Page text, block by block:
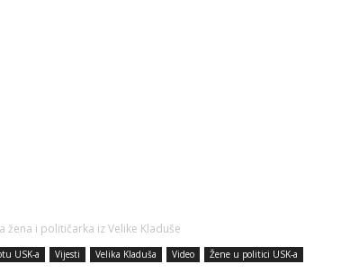
žena i političarka iz Velike Kladuše
USK-a Vijesti Velika Kladuša Video Žene u politici USK-a